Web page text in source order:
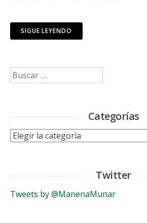
SIGUE LEYENDO
Buscar:
Categorías
Categorías
Twitter
Tweets by @ManenaMunar